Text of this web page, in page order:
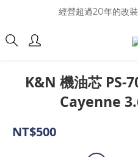
商品庫存變動快速，難免庫存
經營超過20年的改
商品庫存變動快速，難免庫存
K&N 機油芯 PS-
Cayenne
NT$500